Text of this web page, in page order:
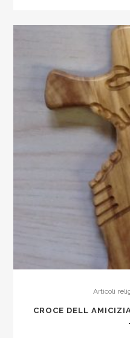
Articoli
CROCE DELL